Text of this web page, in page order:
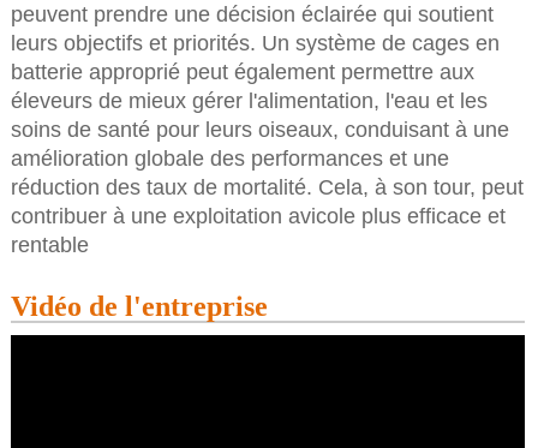
peuvent prendre une décision éclairée qui soutient
leurs objectifs et priorités. Un système de cages en
batterie approprié peut également permettre aux
éleveurs de mieux gérer l'alimentation, l'eau et les
soins de santé pour leurs oiseaux, conduisant à une
amélioration globale des performances et une
réduction des taux de mortalité. Cela, à son tour, peut
contribuer à une exploitation avicole plus efficace et
rentable
Vidéo de l'entreprise